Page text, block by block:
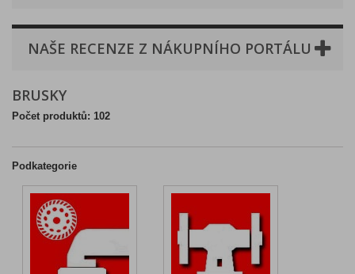
NAŠE RECENZE Z NÁKUPNÍHO PORTÁLU
BRUSKY
Počet produktů: 102
Podkategorie